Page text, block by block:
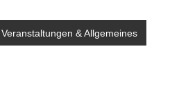
Veranstaltungen & Allgemeines